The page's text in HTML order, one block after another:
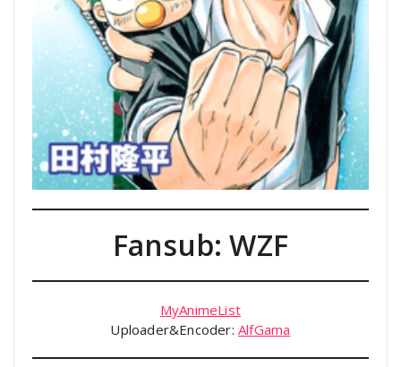
Fansub: WZF
MyAnimeList
Uploader&Encoder:AlfGama